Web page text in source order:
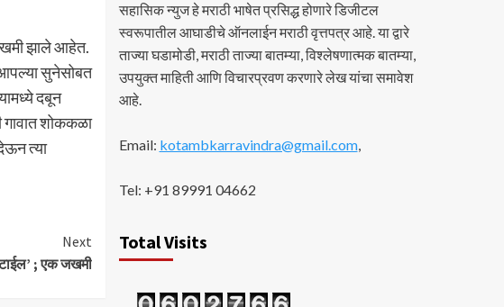
झाले आहेत.
आपल्या सुनेसोबत
दबून
गावात शोककळा
त्या
Next
; एक जखमी
सहासिक न्युज हे मराठी भाषेत प्रसिद्ध होणारे डिजीटल
स्वरूपातील आघाडीचे ऑनलाईन मराठी वृत्तपत्र आहे. या द्वारे
ताज्या घडामोडी, मराठी ताज्या बातम्या, विश्लेषणात्मक बातम्या,
उपयुक्त माहिती आणि विचारप्रवण करणारे लेख यांचा समावेश
आहे.
Email: kotambkarravindra@gmail.com,
Tel: +91 89991 04662
Total Visits